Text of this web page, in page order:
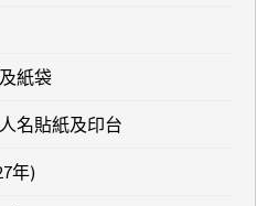
紙袋
名貼紙及印台
年)